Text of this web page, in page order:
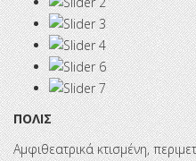
ΠΟΛΙΣ
Αμφιθεατρικά κτισμένη,